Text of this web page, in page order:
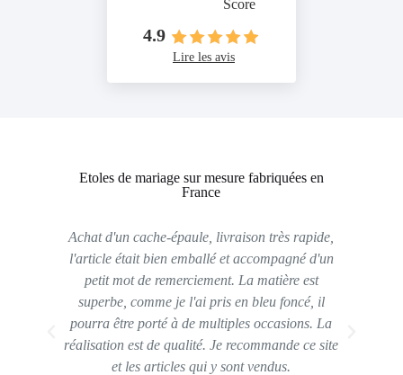
Score
4.9
Lire les avis
Etoles de mariage sur mesure fabriquées en
France
Achat d'un cache-épaule, livraison très rapide,
l'article était bien emballé et accompagné d'un
petit mot de remerciement. La matière est
superbe, comme je l'ai pris en bleu foncé, il
pourra être porté à de multiples occasions. La
réalisation est de qualité. Je recommande ce site
et les articles qui y sont vendus.